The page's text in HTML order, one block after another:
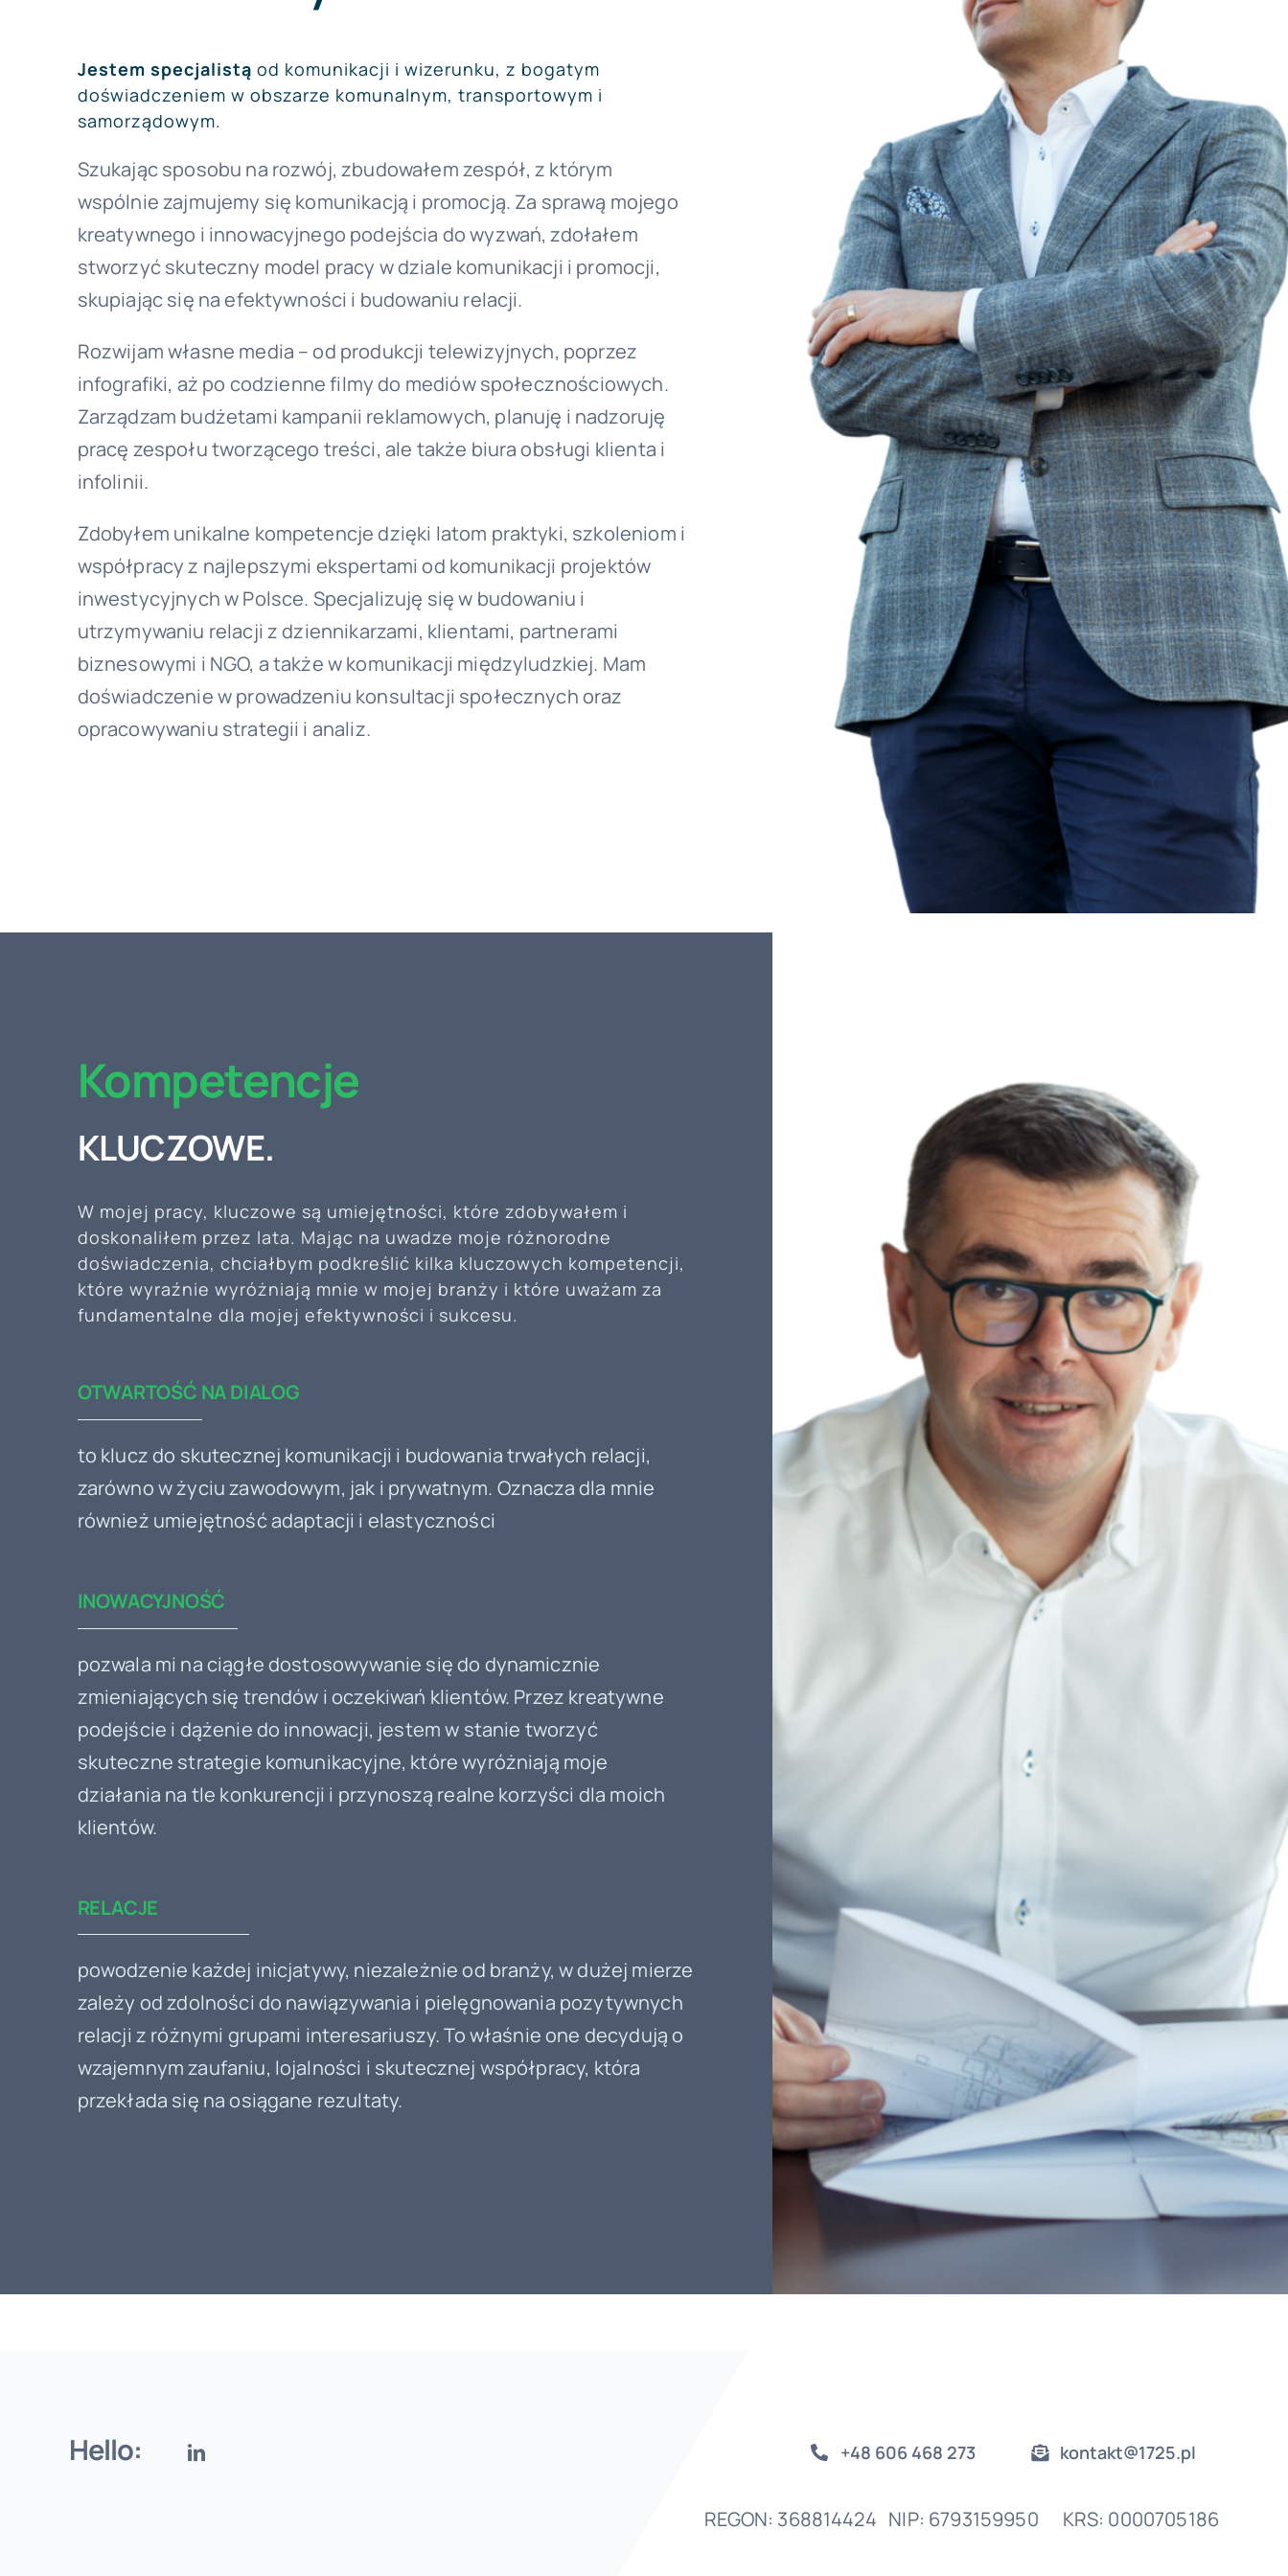
Jestem specjalistą od komunikacji i wizerunku, z bogatym
doświadczeniem w obszarze komunalnym, transportowym i
samorządowym.
Szukając sposobu na rozwój, zbudowałem zespół, z którym
wspólnie zajmujemy się komunikacją i promocją. Za sprawą mojego
kreatywnego i innowacyjnego podejścia do wyzwań, zdołałem
stworzyć skuteczny model pracy w dziale komunikacji i promocji,
skupiając się na efektywności i budowaniu relacji.
Rozwijam własne media – od produkcji telewizyjnych, poprzez
infografiki, aż po codzienne filmy do mediów społecznościowych.
Zarządzam budżetami kampanii reklamowych, planuję i nadzoruję
pracę zespołu tworzącego treści, ale także biura obsługi klienta i
infolinii.
Zdobyłem unikalne kompetencje dzięki latom praktyki, szkoleniom i
współpracy z najlepszymi ekspertami od komunikacji projektów
inwestycyjnych w Polsce. Specjalizuję się w budowaniu i
utrzymywaniu relacji z dziennikarzami, klientami, partnerami
biznesowymi i NGO, a także w komunikacji międzyludzkiej. Mam
doświadczenie w prowadzeniu konsultacji społecznych oraz
opracowywaniu strategii i analiz.
Kompetencje
KLUCZOWE.
W mojej pracy, kluczowe są umiejętności, które zdobywałem i
doskonaliłem przez lata. Mając na uwadze moje różnorodne
doświadczenia, chciałbym podkreślić kilka kluczowych kompetencji,
które wyraźnie wyróżniają mnie w mojej branży i które uważam za
fundamentalne dla mojej efektywności i sukcesu.
OTWARTOŚĆ NA DIALOG
to klucz do skutecznej komunikacji i budowania trwałych relacji,
zarówno w życiu zawodowym, jak i prywatnym. Oznacza dla mnie
również umiejętność adaptacji i elastyczności
INOWACYJNOŚĆ
pozwala mi na ciągłe dostosowywanie się do dynamicznie
zmieniających się trendów i oczekiwań klientów. Przez kreatywne
podejście i dążenie do innowacji, jestem w stanie tworzyć
skuteczne strategie komunikacyjne, które wyróżniają moje
działania na tle konkurencji i przynoszą realne korzyści dla moich
klientów.
RELACJE
powodzenie każdej inicjatywy, niezależnie od branży, w dużej mierze
zależy od zdolności do nawiązywania i pielęgnowania pozytywnych
relacji z różnymi grupami interesariuszy. To właśnie one decydują o
wzajemnym zaufaniu, lojalności i skutecznej współpracy, która
przekłada się na osiągane rezultaty.
Hello: +48 606 468 273 kontakt@1725.pl
REGON: 368814424 NIP: 6793159950 KRS: 0000705186